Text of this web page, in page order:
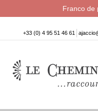
Franco de
+33 (0) 4 95 51 46 61